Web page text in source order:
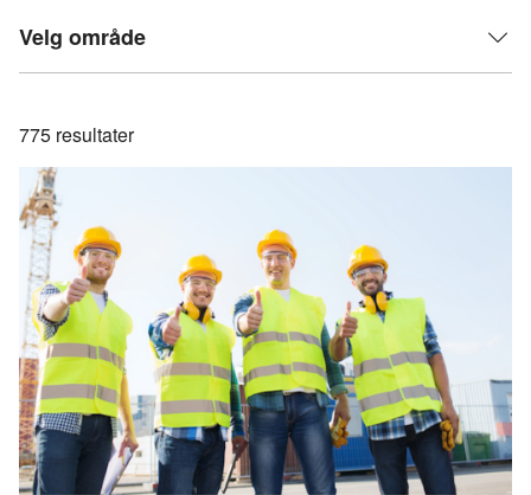
Velg område
775 resultater